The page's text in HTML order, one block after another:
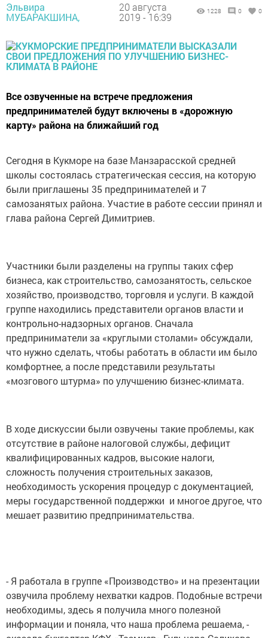
Эльвира
МУБАРАКШИНА,
20 августа
2019 - 16:39
1228 0 0
Все озвученные на встрече предложения
предпринимателей будут включены в «дорожную
карту» района на ближайший год
Сегодня в Кукморе на базе Манзарасской средней
школы состоялась стратегическая сессия, на которую
были приглашены 35 предпринимателей и 7
самозанятых района. Участие в работе сессии принял и
глава района Сергей Димитриев.
Участники были разделены на группы таких сфер
бизнеса, как строительство, самозанятость, сельское
хозяйство, производство, торговля и услуги. В каждой
группе находились представители органов власти и
контрольно-надзорных органов. Сначала
предприниматели за «круглыми столами» обсуждали,
что нужно сделать, чтобы работать в области им было
комфортнее, а после представили результаты
«мозгового штурма» по улучшению бизнес-климата.
В ходе дискуссии были озвучены такие проблемы, как
отсутствие в районе налоговой службы, дефицит
квалифицированных кадров, высокие налоги,
сложность получения строительных заказов,
необходимость ускорения процедур с документацией,
меры государственной поддержки и многое другое, что
мешает развитию предпринимательства.
- Я работала в группе «Производство» и на презентации
озвучила проблему нехватки кадров. Подобные встречи
необходимы, здесь я получила много полезной
информации и поняла, что наша проблема решаема, -